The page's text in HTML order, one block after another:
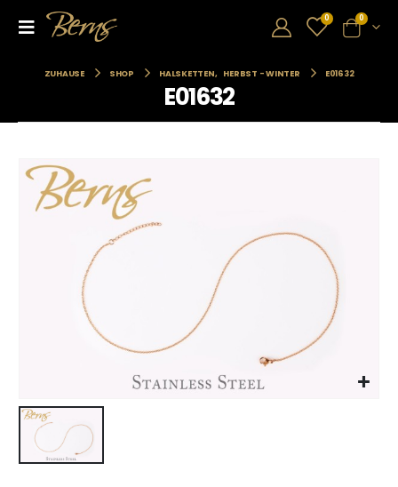
0 0
ZUHAUSE SHOP HALSKETTEN, HERBST - WINTER E01632
E01632